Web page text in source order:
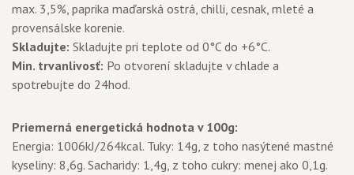
max. 3,5%, paprika maďarská ostrá, chilli, cesnak, mleté a
provensálske korenie.
Skladujte: Skladujte pri teplote od 0°C do +6°C.
Min. trvanlivosť: Po otvorení skladujte v chlade a
spotrebujte do 24hod.
Priemerná energetická hodnota v 100g:
Energia: 1006kJ/264kcal. Tuky: 14g, z toho nasýtené mastné
kyseliny: 8,6g. Sacharidy: 1,4g, z toho cukry: menej ako 0,1g.